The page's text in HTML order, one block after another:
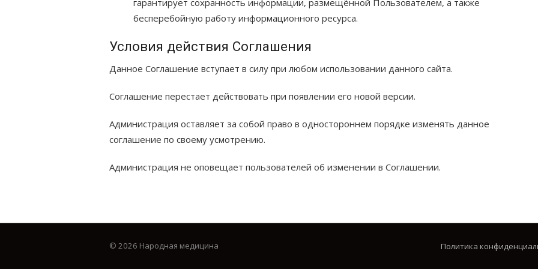
гарантирует сохранность информации, размещённой Пользователем, а также
бесперебойную работу информационного ресурса.
Условия действия Соглашения
Данное Соглашение вступает в силу при любом использовании данного сайта.
Соглашение перестает действовать при появлении его новой версии.
Администрация оставляет за собой право в одностороннем порядке изменять данное
соглашение по своему усмотрению.
Администрация не оповещает пользователей об изменении в Соглашении.
© 2026 Народная медицина Политика